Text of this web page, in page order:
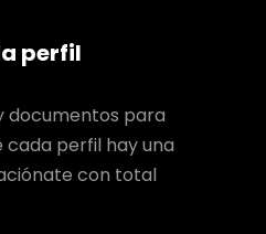
perfil
documentos para
perfil hay una
con total